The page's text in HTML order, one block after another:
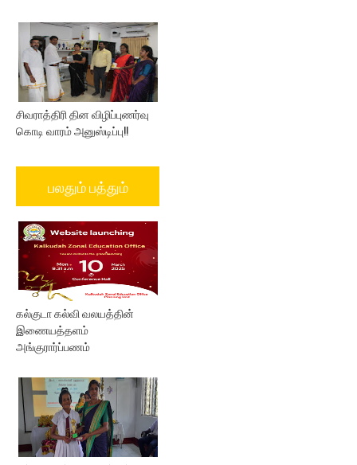
சிவராத்திரி தின விழிப்புணர்வு
கொடி வாரம் அனுஸ்டிப்பு!!
பலதும் பத்தும்
கல்குடா கல்வி வலயத்தின்
இணையத்தளம்
அங்குரார்ப்பணம்